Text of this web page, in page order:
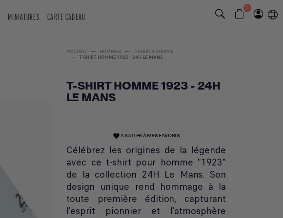
MINIATURES CARTE CADEAU
0
ACCUEIL HOMMES
T-SHIRTS HOMME
T-SHIRT HOMME 1923 - 24H LE MANS
T-SHIRT HOMME 1923 - 24H
LE MANS
favoriteAJOUTER À MES FAVORIS
Célébrez les origines de la légende
avec ce t-shirt pour homme "1923"
de la collection 24H Le Mans. Son
design unique rend hommage à la
toute première édition, capturant
l'esprit pionnier et l'atmosphère